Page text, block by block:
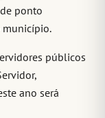
ponto
públicos
ano será